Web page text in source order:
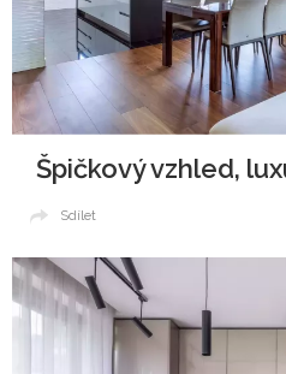
Sdílet